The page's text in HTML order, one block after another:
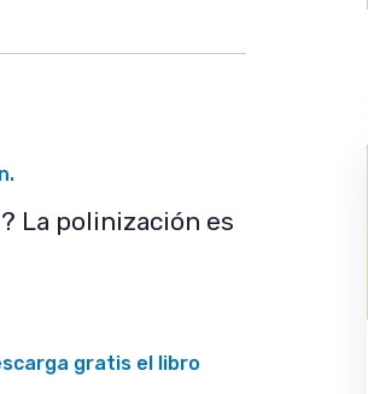
La polinización es
gratis el libro